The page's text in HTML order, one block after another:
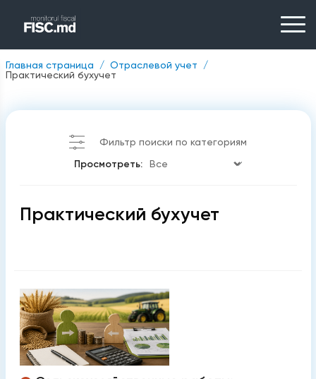
Главная страница
Отраслевой учет
Практический бухучет
Фильтр поиски по категориям
Просмотреть:
Практический бухучет